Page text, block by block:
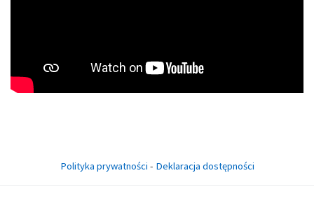
Polityka prywatności - Deklaracja dostępności